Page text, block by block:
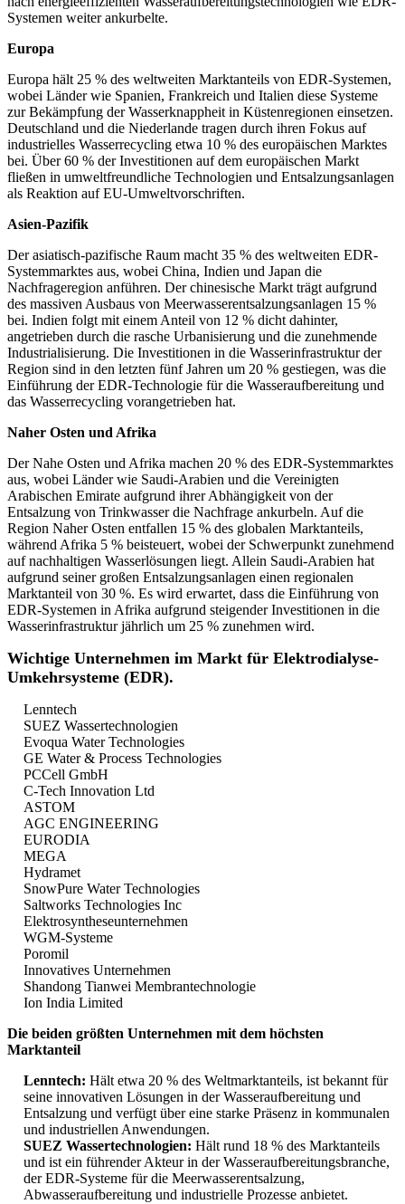
Systemen weiter ankurbelte.
Europa
Europa hält 25 % des weltweiten Marktanteils von EDR-Systemen,
wobei Länder wie Spanien, Frankreich und Italien diese Systeme
zur Bekämpfung der Wasserknappheit in Küstenregionen einsetzen.
Deutschland und die Niederlande tragen durch ihren Fokus auf
industrielles Wasserrecycling etwa 10 % des europäischen Marktes
bei. Über 60 % der Investitionen auf dem europäischen Markt
fließen in umweltfreundliche Technologien und Entsalzungsanlagen
als Reaktion auf EU-Umweltvorschriften.
Asien-Pazifik
Der asiatisch-pazifische Raum macht 35 % des weltweiten EDR-
Systemmarktes aus, wobei China, Indien und Japan die
Nachfrageregion anführen. Der chinesische Markt trägt aufgrund
des massiven Ausbaus von Meerwasserentsalzungsanlagen 15 %
bei. Indien folgt mit einem Anteil von 12 % dicht dahinter,
angetrieben durch die rasche Urbanisierung und die zunehmende
Industrialisierung. Die Investitionen in die Wasserinfrastruktur der
Region sind in den letzten fünf Jahren um 20 % gestiegen, was die
Einführung der EDR-Technologie für die Wasseraufbereitung und
das Wasserrecycling vorangetrieben hat.
Naher Osten und Afrika
Der Nahe Osten und Afrika machen 20 % des EDR-Systemmarktes
aus, wobei Länder wie Saudi-Arabien und die Vereinigten
Arabischen Emirate aufgrund ihrer Abhängigkeit von der
Entsalzung von Trinkwasser die Nachfrage ankurbeln. Auf die
Region Naher Osten entfallen 15 % des globalen Marktanteils,
während Afrika 5 % beisteuert, wobei der Schwerpunkt zunehmend
auf nachhaltigen Wasserlösungen liegt. Allein Saudi-Arabien hat
aufgrund seiner großen Entsalzungsanlagen einen regionalen
Marktanteil von 30 %. Es wird erwartet, dass die Einführung von
EDR-Systemen in Afrika aufgrund steigender Investitionen in die
Wasserinfrastruktur jährlich um 25 % zunehmen wird.
Wichtige Unternehmen im Markt für Elektrodialyse-
Umkehrsysteme (EDR).
Lenntech
SUEZ Wassertechnologien
Evoqua Water Technologies
GE Water & Process Technologies
PCCell GmbH
C-Tech Innovation Ltd
ASTOM
AGC ENGINEERING
EURODIA
MEGA
Hydramet
SnowPure Water Technologies
Saltworks Technologies Inc
Elektrosyntheseunternehmen
WGM-Systeme
Poromil
Innovatives Unternehmen
Shandong Tianwei Membrantechnologie
Ion India Limited
Die beiden größten Unternehmen mit dem höchsten
Marktanteil
Lenntech: Hält etwa 20 % des Weltmarktanteils, ist bekannt für
seine innovativen Lösungen in der Wasseraufbereitung und
Entsalzung und verfügt über eine starke Präsenz in kommunalen
und industriellen Anwendungen.
SUEZ Wassertechnologien: Hält rund 18 % des Marktanteils
und ist ein führender Akteur in der Wasseraufbereitungsbranche,
der EDR-Systeme für die Meerwasserentsalzung,
Abwasseraufbereitung und industrielle Prozesse anbietet.